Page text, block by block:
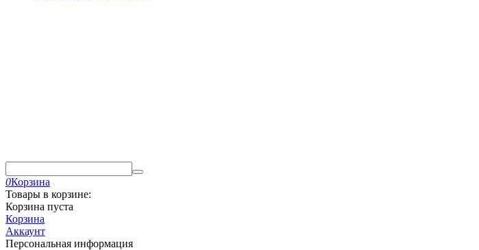
0Корзина
Товары в корзине:
Корзина пуста
Корзина
Аккаунт
Персональная информация